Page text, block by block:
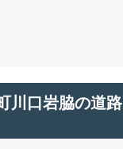
川口岩脇の道路